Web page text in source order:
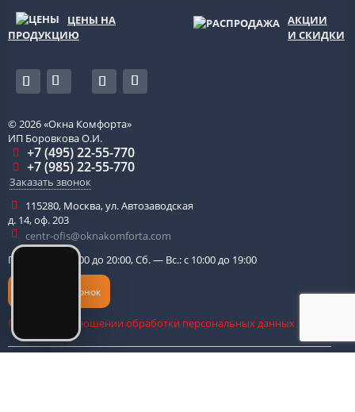
ЦЕНЫ НА
ПРОДУКЦИЮ
АКЦИИ
И СКИДКИ
© 2026«Окна Комфорта»
ИП Боровкова О.И.
+7 (495) 22-55-770
+7 (985) 22-55-770
Заказать звонок
115280, Москва,ул. Автозаводская
д. 14, оф. 203
centr-ofis@oknakomforta.com
Пн. — Пт.: с 10:00 до 20:00, Сб. — Вс.: с 10:00 до 19:00
Обратный звонок
Политика в отношении обработки персональных данных